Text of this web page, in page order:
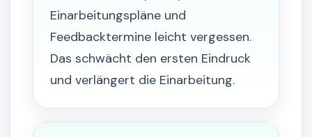
Einarbeitungspläne und
Feedbacktermine leicht vergessen.
Das schwächt den ersten Eindruck
und verlängert die Einarbeitung.